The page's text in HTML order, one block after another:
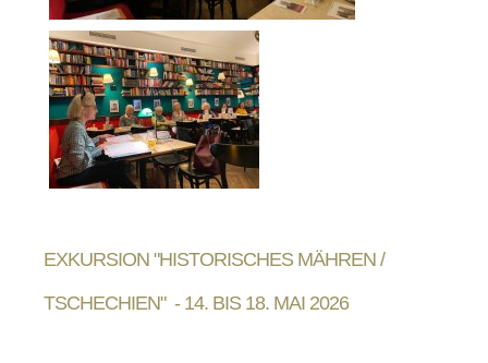
EXKURSION "HISTORISCHES MÄHREN /
TSCHECHIEN" - 14. BIS 18. MAI 2026